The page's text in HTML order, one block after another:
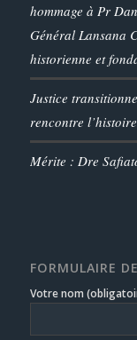
hommage à Pr
Général Lansana
historienne et
Justice
rencontre
Mérite : Dre
FORMULAIRE
Votre nom